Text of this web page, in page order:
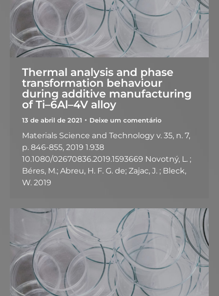
Thermal analysis and phase
transformation behaviour
during additive manufacturing
of Ti–6Al–4V alloy
13 de abril de 2021 Deixe um comentário
Materials Science and Technology v. 35, n. 7,
p. 846-855, 2019 1.938
10.1080/02670836.2019.1593669 Novotný, L. ;
Béres, M.; Abreu, H. F. G. de; Zajac, J. ; Bleck,
W. 2019